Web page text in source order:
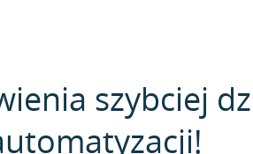
szybciej